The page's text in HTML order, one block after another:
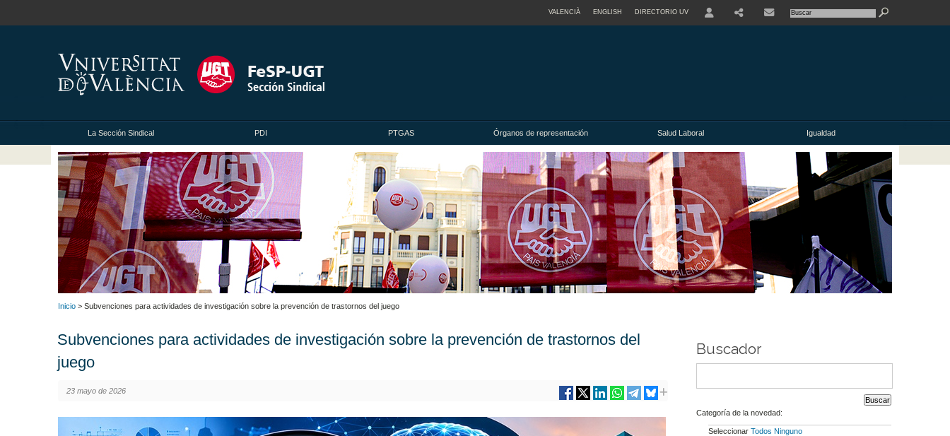
VALENCIÀ ENGLISH DIRECTORIO UV
La Sección Sindical PDI PTGAS Órganos de representación Salud Laboral Igualdad
Inicio > Subvenciones para actividades de investigación sobre la prevención de trastornos del juego
Subvenciones para actividades de investigación sobre la prevención de trastornos del
juego
23 mayo de 2026
Buscador
Categoría de la novedad:
Seleccionar Todos Ninguno